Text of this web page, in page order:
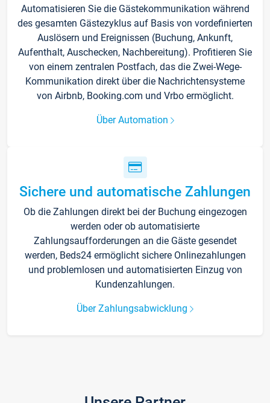
Automatisieren Sie die Gästekommunikation während
des gesamten Gästezyklus auf Basis von vordefinierten
Auslösern und Ereignissen (Buchung, Ankunft,
Aufenthalt, Auschecken, Nachbereitung). Profitieren Sie
von einem zentralen Postfach, das die Zwei-Wege-
Kommunikation direkt über die Nachrichtensysteme
von Airbnb, Booking.com und Vrbo ermöglicht.
Über Automation
Sichere und automatische Zahlungen
Ob die Zahlungen direkt bei der Buchung eingezogen
werden oder ob automatisierte
Zahlungsaufforderungen an die Gäste gesendet
werden, Beds24 ermöglicht sichere Onlinezahlungen
und problemlosen und automatisierten Einzug von
Kundenzahlungen.
Über Zahlungsabwicklung